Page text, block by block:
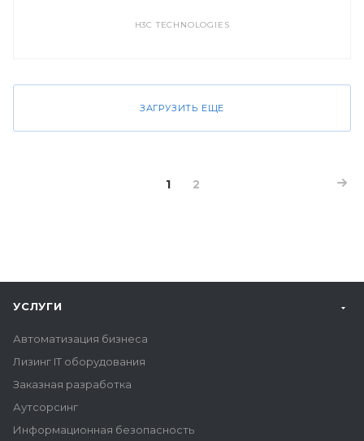
H3C TECHNOLOGIES
ЗАГРУЗИТЬ ЕЩЕ
1 2
УСЛУГИ
Автоматизация бизнеса
Лизинг IT оборудования
Заказная разработка
Аутсорсинг
Информационная безопасность